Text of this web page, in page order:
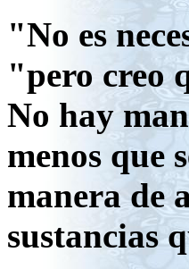
"No es
"pero creo
No hay
menos que
manera de
sustancias